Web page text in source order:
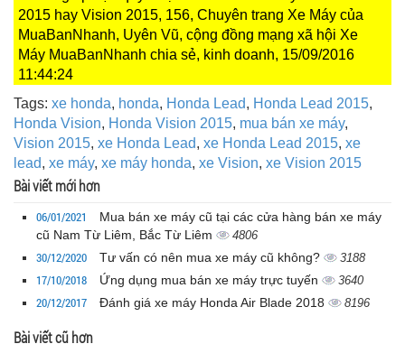
2015 hay Vision 2015, 156, Chuyên trang Xe Máy của
MuaBanNhanh, Uyên Vũ, cộng đồng mạng xã hội Xe
Máy MuaBanNhanh chia sẻ, kinh doanh, 15/09/2016
11:44:24
Tags: xe honda, honda, Honda Lead, Honda Lead 2015,
Honda Vision, Honda Vision 2015, mua bán xe máy,
Vision 2015, xe Honda Lead, xe Honda Lead 2015, xe
lead, xe máy, xe máy honda, xe Vision, xe Vision 2015
Bài viết mới hơn
06/01/2021
Mua bán xe máy cũ tại các cửa hàng bán xe máy
cũ Nam Từ Liêm, Bắc Từ Liêm
4806
30/12/2020 Tư vấn có nên mua xe máy cũ không? 3188
17/10/2018 Ứng dụng mua bán xe máy trực tuyến 3640
20/12/2017 Đánh giá xe máy Honda Air Blade 2018 8196
Bài viết cũ hơn